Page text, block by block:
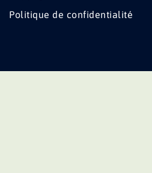
Politique de confidentialité